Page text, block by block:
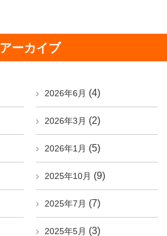
アーカイブ
2026年6月 (4)
2026年3月 (2)
2026年1月 (5)
2025年10月 (9)
2025年7月 (7)
2025年5月 (3)